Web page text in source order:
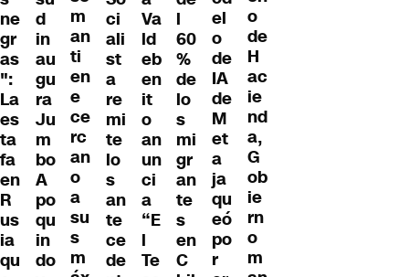
ne
gr
as
":
La
es
ta
fa
en
R
us
ia
qu
d
in
au
gu
ra
Ju
m
bo
A
po
qu
in
do
m
an
ti
en
e
ce
rc
an
o
a
su
s
m
ci
ali
st
a
re
mi
te
lo
s
an
te
ce
de
Va
ld
eb
en
it
o
an
un
ci
a
“E
l
Te
l
60
%
de
lo
s
mi
gr
an
te
s
en
C
el
o
de
IA
de
M
et
a
ja
qu
eó
po
r
o
de
H
ac
ie
nd
a,
G
ob
ie
rn
o
m